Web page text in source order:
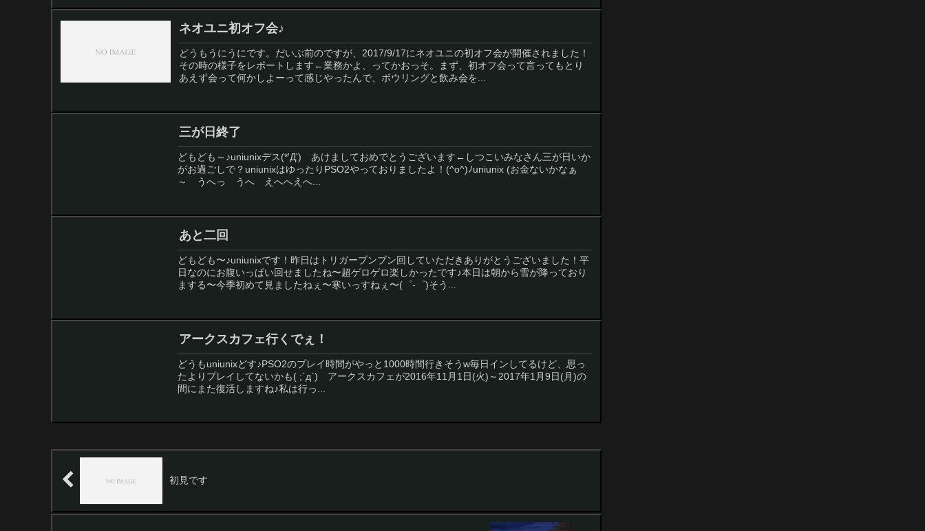
ネオユニ初オフ会♪
どうもうにうにです。だいぶ前のですが、2017/9/17にネオユニの初オフ会が開催されました！
その時の様子をレポートします←業務かよ、ってかおっそ。まず、初オフ会って言ってもとり
あえず会って何かしよーって感じやったんで、ボウリングと飲み会を...
三が日終了
どもども～♪uniunixデス(*'Д')ゞあけましておめでとうございます←しつこいみなさん三が日いか
がお過ごしで？uniunixはゆったりPSO2やっておりましたよ！(^o^)ﾉuniunix (お金ないかなぁ
～ うへっ うへ えへへえへ...
あと二回
どもども〜♪uniunixです！昨日はトリガーブンブン回していただきありがとうございました！平
日なのにお腹いっぱい回せましたね〜超ゲロゲロ楽しかったです♪本日は朝から雪が降っており
まする〜今季初めて見ましたねぇ〜寒いっすねぇ〜(゜-゜)そう...
アークスカフェ行くでぇ！
どうもuniunixどす♪PSO2のプレイ時間がやっと1000時間行きそうw毎日インしてるけど、思っ
たよりプレイしてないかも( ;´д`)ゞアークスカフェが2016年11月1日(火)～2017年1月9日(月)の
間にまた復活しますね♪私は行っ...
初見です